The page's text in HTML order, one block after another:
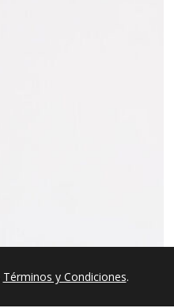
Términos y Condiciones.